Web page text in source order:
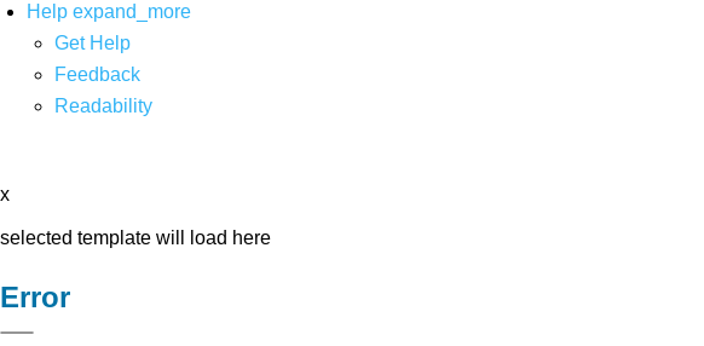
Help expand_more
Get Help
Feedback
Readability
x
selected template will load here
Error